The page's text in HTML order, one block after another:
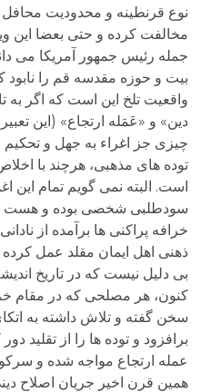
نوع قرنطینه و محدودیت
مخالفت کرده و حتی بعضا این
جمله رئیس جمهور آمریکا می
بیت و حوزه مقدسه قم را نابود
واقعیت تلخ این است که اگر به
دین» و «عَمَله ارتجاع» (این
چیزی جز اغراء به جهل و تحکیم
توده های مذهبی، هرچند با
است. البته نمی گویم تمام این
سودطلبی شخصی بوده و هست
خرافه پراکنی ها برآمده از
ذهنی اهل ایمان مقلد عمل
بی دلیل نیست که در تاریخ
کنون، هر مصلحی که در مقام
سخن گفته و تلاش داشته به
برافزود و توده ها را از تقلید
عمله ارتجاع مواجه شده و
همین قرن اخیر جریان اصلاح